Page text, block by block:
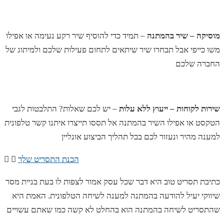
מוסיקה – שיר בהמתנה – תמיד כדי להוסיף שיר רקע נעימה או אפילו
משו כייפי אבל תבחרו שיר שיתאים לתחום פעילות שלכם ולמיתוג של
החברה שלכם
שירות לקוחות – ייעוץ ללא עלות – יש לכם שאלות? התלבטות לגבי
הטקסט או אפילו השיר בהמתנה אל תססו תייצרו איתנו קשר טלפונית
למענה מהיר ונעזור לכם בכל תהליך הביצוע אונליין
הכנת התסריט שלך
כתיבת תסריט טוב היא דבר שכל עסק אמור לצפות לו בעת בניית מסר
שיווקי יעיל להודעה בהמתנה למענה לשיחה הטלפונית. האמת היא
שהתסריט לשיחה בהמתנה הוא בהחלט לא קשה כמו שאתם עשויים